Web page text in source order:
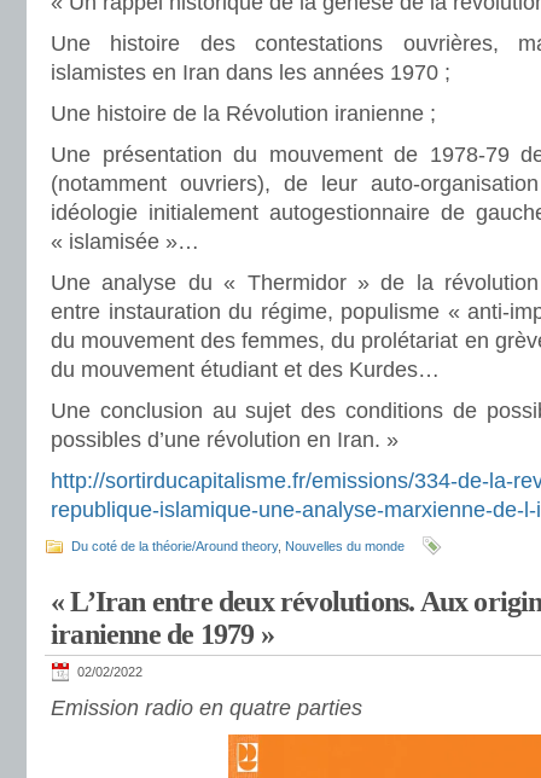
Une histoire des contestations ouvrières,
islamistes en Iran dans les années 1970 ;
Une histoire de la Révolution iranienne ;
Une présentation du mouvement de 1978-79
(notamment ouvriers), de leur auto-
idéologie initialement autogestionnaire de
« islamisée »…
Une analyse du « Thermidor » de la
entre instauration du régime, populisme « anti-
du mouvement des femmes, du prolétariat en
du mouvement étudiant et des Kurdes…
Une conclusion au sujet des conditions de
possibles d’une révolution en Iran. »
http://sortirducapitalisme.fr/emissions/334-de-la-
republique-islamique-une-analyse-marxienne-de-
Du coté de la théorie/Around theory, Nouvelles du monde
« L’Iran entre deux révolutions. Aux
iranienne de 1979 »
02/02/2022
Emission radio en quatre parties